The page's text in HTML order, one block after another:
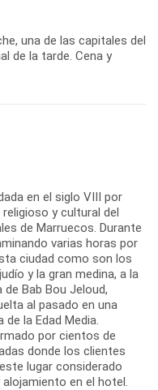
una de las capitales del
de la tarde. Cena y
en el siglo VIII por
y cultural del
de Marruecos. Durante
varias horas por
ciudad como son los
y la gran medina, a la
Bab Bou Jeloud,
al pasado en una
la Edad Media.
por cientos de
donde los clientes
lugar considerado
en el hotel.